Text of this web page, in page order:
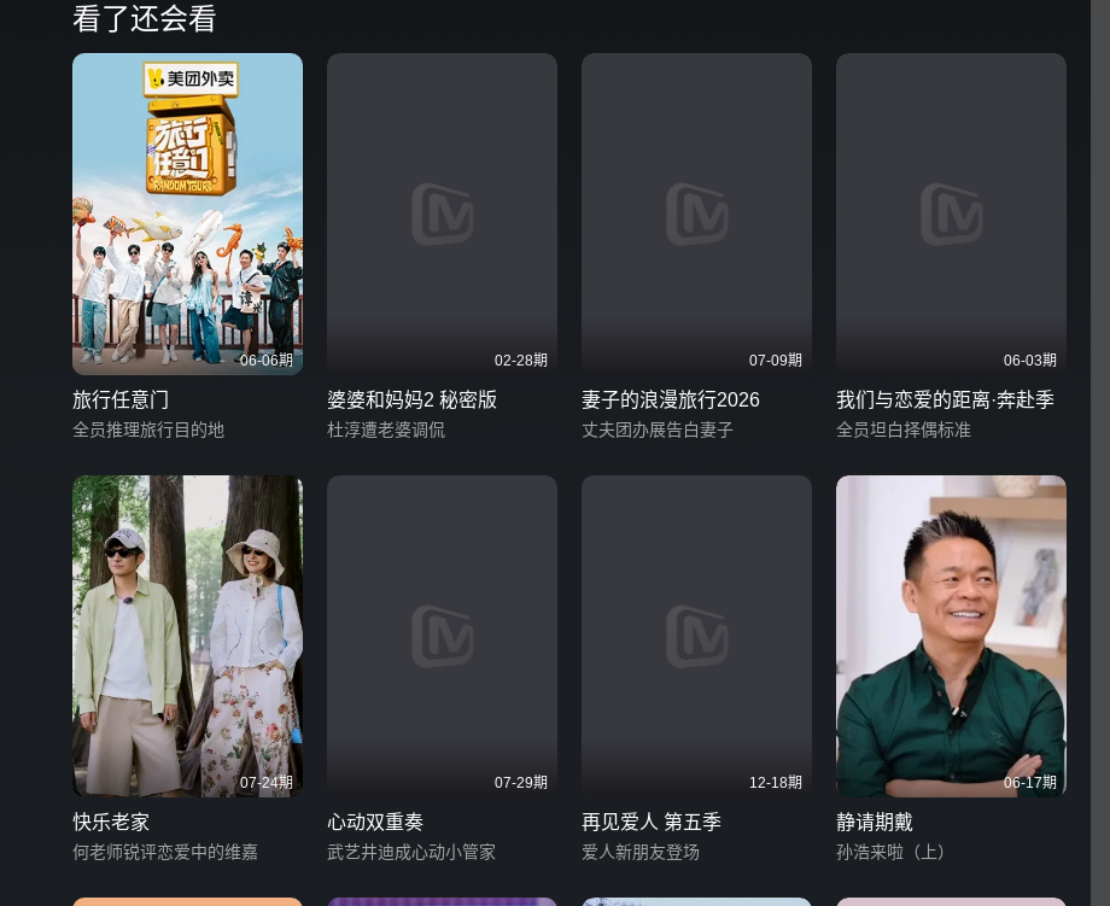
看了还会看
06-06期
旅行任意门
全员推理旅行目的地
02-28期
婆婆和妈妈2 秘密版
杜淳遭老婆调侃
07-09期
妻子的浪漫旅行2026
丈夫团办展告白妻子
06-03期
我们与恋爱的距离·奔赴季
全员坦白择偶标准
07-24期
快乐老家
何老师锐评恋爱中的维嘉
07-29期
心动双重奏
武艺井迪成心动小管家
12-18期
再见爱人 第五季
爱人新朋友登场
06-17期
静请期戴
孙浩来啦（上）